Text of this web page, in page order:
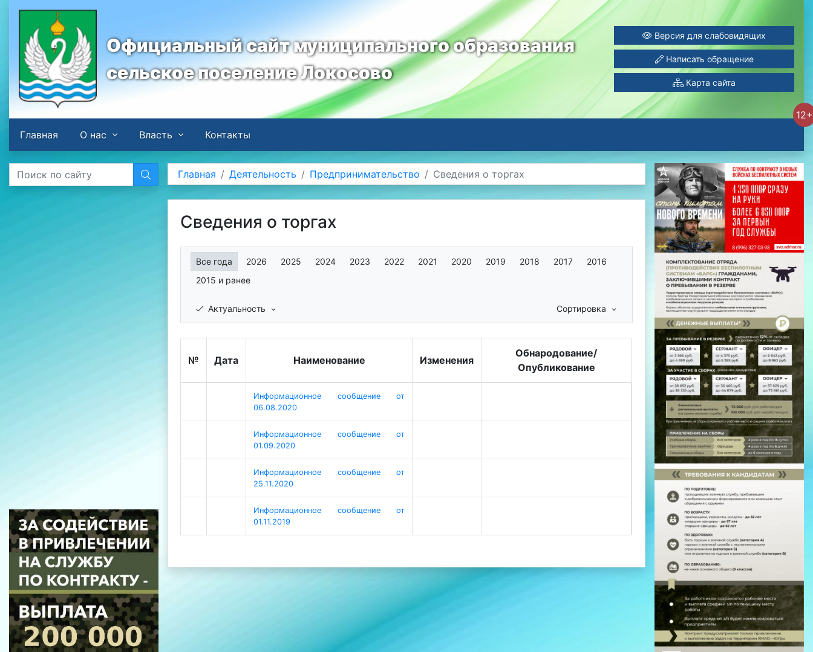
Официальный сайт муниципального образования
сельское поселение Локосово
Версия для слабовидящих
Написать обращение
Карта сайта
12+
Главная
О нас Власть Контакты
Главная Деятельность Предпринимательство Сведения о торгах
Сведения о торгах
Все года 2026 2025 2024 2023 2022 2021 2020 2019 2018 2017
2016
2015 и ранее
Актуальность Сортировка
№ Дата Наименование Изменения
Обнародование/
Опубликование
Информационное сообщение от
06.08.2020
Информационное сообщение от
01.09.2020
Информационное сообщение от
25.11.2020
Информационное сообщение от
01.11.2019